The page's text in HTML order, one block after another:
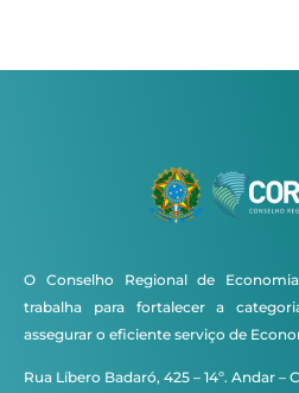
O Conselho Regional de
trabalha para fortalecer a
assegurar o eficiente serviço de
Rua Líbero Badaró, 425 – 14º. Andar –